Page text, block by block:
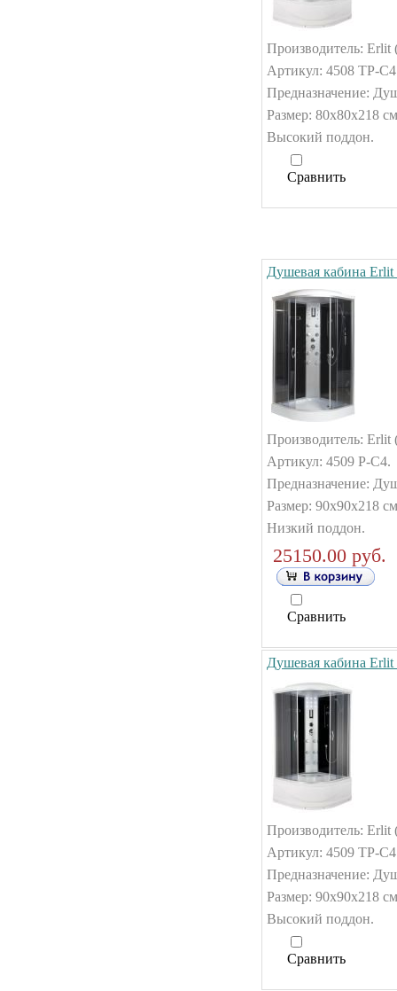
Производитель: Erlit
Артикул: 4508 TP-
Предназначение:
Размер: 80x80x218
Высокий поддон.
Сравнить
Душевая кабина Erlit
Производитель: Erlit
Артикул: 4509 P-C4.
Предназначение:
Размер: 90x90x218
Низкий поддон.
25150.00 руб.
Сравнить
Душевая кабина Erlit
Производитель: Erlit
Артикул: 4509 TP-
Предназначение:
Размер: 90x90x218
Высокий поддон.
Сравнить